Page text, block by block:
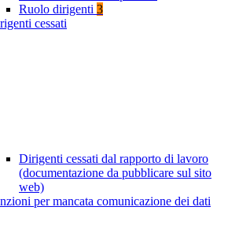
Ruolo dirigenti 3
cessati
Dirigenti cessati dal rapporto di lavoro
(documentazione da pubblicare sul sito
web)
per mancata comunicazione dei dati